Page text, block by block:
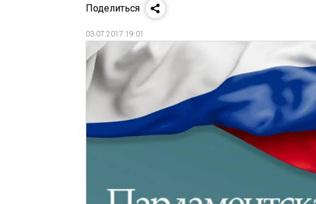
Поделиться
03.07.2017 19:01